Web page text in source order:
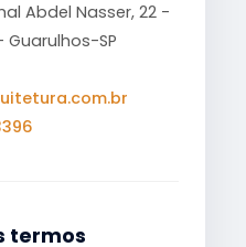
Abdel Nasser, 22 -
Guarulhos-SP
termos